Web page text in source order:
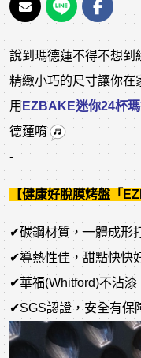
說到瑪德蓮不得不想到
精緻小巧的尺寸讓你在
用EZBAKE迷你24杯
德蓮唷
-
【健康好脫膜烤盤「
✔碳鋼材質，一體成形
✔導熱性佳，甜點快快
✔華福(Whitford)不沾漆
✔SGS認證，安全有保